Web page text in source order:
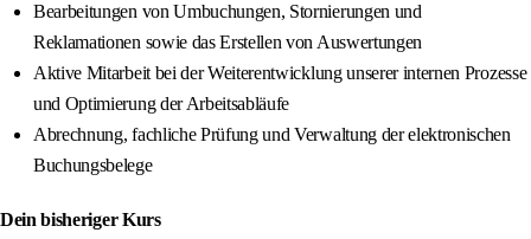
Bearbeitungen von Umbuchungen, Stornierungen und
Reklamationen sowie das Erstellen von Auswertungen
Aktive Mitarbeit bei der Weiterentwicklung unserer internen Prozesse
und Optimierung der Arbeitsabläufe
Abrechnung, fachliche Prüfung und Verwaltung der elektronischen
Buchungsbelege
Dein bisheriger Kurs